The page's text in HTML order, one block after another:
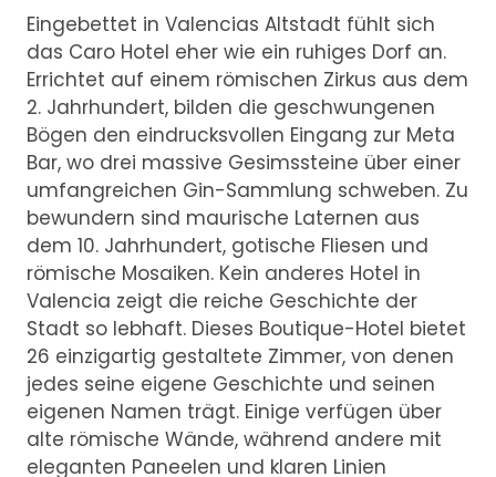
Eingebettet in Valencias Altstadt fühlt sich
das Caro Hotel eher wie ein ruhiges Dorf an.
Errichtet auf einem römischen Zirkus aus dem
2. Jahrhundert, bilden die geschwungenen
Bögen den eindrucksvollen Eingang zur Meta
Bar, wo drei massive Gesimssteine über einer
umfangreichen Gin-Sammlung schweben. Zu
bewundern sind maurische Laternen aus
dem 10. Jahrhundert, gotische Fliesen und
römische Mosaiken. Kein anderes Hotel in
Valencia zeigt die reiche Geschichte der
Stadt so lebhaft. Dieses Boutique-Hotel bietet
26 einzigartig gestaltete Zimmer, von denen
jedes seine eigene Geschichte und seinen
eigenen Namen trägt. Einige verfügen über
alte römische Wände, während andere mit
eleganten Paneelen und klaren Linien